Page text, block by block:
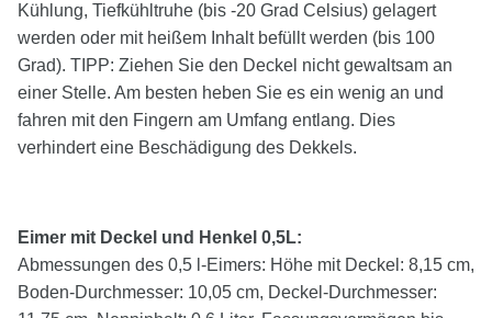
Kühlung, Tiefkühltruhe (bis -20 Grad Celsius) gelagert
werden oder mit heißem Inhalt befüllt werden (bis 100
Grad). TIPP: Ziehen Sie den Deckel nicht gewaltsam an
einer Stelle. Am besten heben Sie es ein wenig an und
fahren mit den Fingern am Umfang entlang. Dies
verhindert eine Beschädigung des Dekkels.
Eimer mit Deckel und Henkel 0,5L:
Abmessungen des 0,5 l-Eimers: Höhe mit Deckel: 8,15 cm,
Boden-Durchmesser: 10,05 cm, Deckel-Durchmesser: